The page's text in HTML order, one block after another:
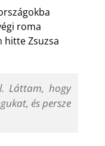
roma
hitte Zsuzsa
Láttam, hogy
és persze